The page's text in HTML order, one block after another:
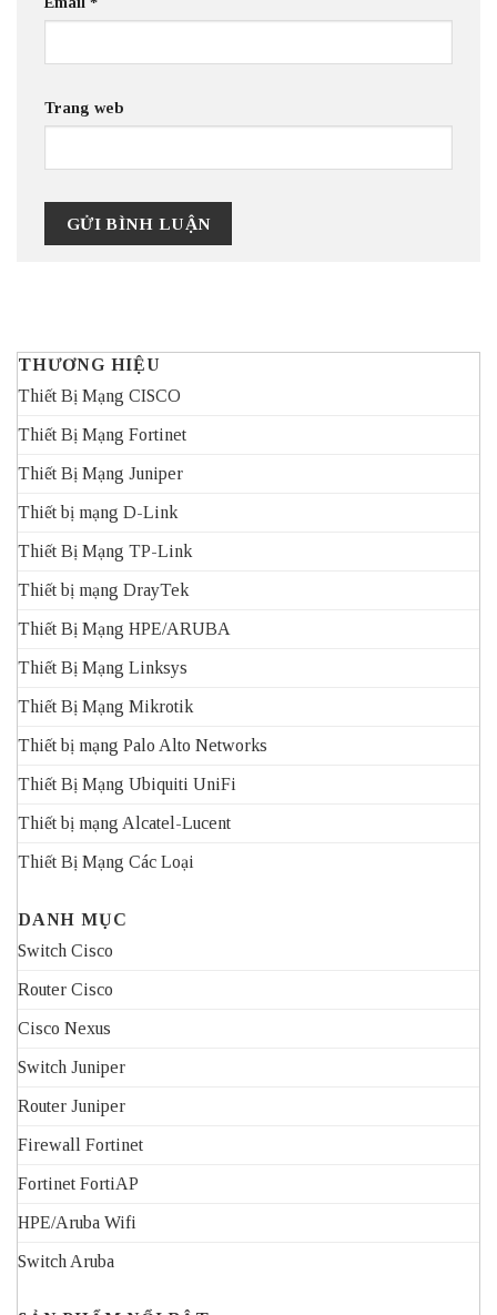
Trang web
THƯƠNG HIỆU
Thiết Bị Mạng CISCO
Thiết Bị Mạng Fortinet
Thiết Bị Mạng Juniper
Thiết bị mạng D-Link
Thiết Bị Mạng TP-Link
Thiết bị mạng DrayTek
Thiết Bị Mạng HPE/ARUBA
Thiết Bị Mạng Linksys
Thiết Bị Mạng Mikrotik
Thiết bị mạng Palo Alto Networks
Thiết Bị Mạng Ubiquiti UniFi
Thiết bị mạng Alcatel-Lucent
Thiết Bị Mạng Các Loại
DANH MỤC
Switch Cisco
Router Cisco
Cisco Nexus
Switch Juniper
Router Juniper
Firewall Fortinet
Fortinet FortiAP
HPE/Aruba Wifi
Switch Aruba